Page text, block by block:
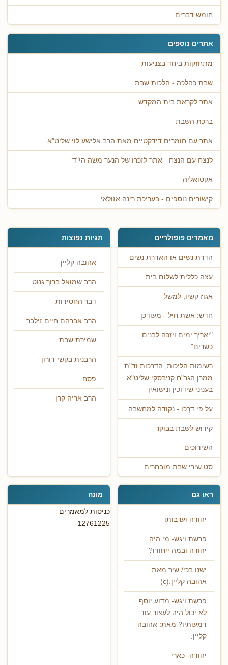
חומש דברים
אתרים נוספים
מתחזקות ביחד בצניעות
שבת כהלכה - הלכות שבת
אתר לקראת בית המקדש
ברכת השבת
אתר עם חומרים דידקטיים מאת הרב אלישע לוי שליט"א
לנצח עם הנצח - אתר לזכרו של הנער משה הי"ד
אקטואליה
קישורים נוספים - בעריכת רינה אזולאי
מאמרים פופולריים
הדרת נשים או האדרת נשים
עצה כללית לשלום בית
אגוז קשיו, למשל
חדש: אשת חיל - מעודכן
"יאריך ימים ויזכה לבנים
כשרים"
רשימות הליכות, הדרכות וד"ת
ממרן הגר"ח קניבסקי שליט"א
בעניני שידוכין ונישואין
עַל פִּי דַרְכּוֹ - נקודה למחשבה
קידוש לשבת בבוקר
השידוכים
סט שירי שבת מובחרים
תגיות נפוצות
אהובה קליין
הרב שמואל ברוך גנוט
דבר החסידות
הרב אברהם חיים זילבר
שמירת שבת
הרבנית בקשי דורון
פסח
הרב אריה קרן
ראו גם
יהודה וערבותו
פרשת ויגש- מי היה
יהודה ובמה ייחודו?
ישנו בכי/ שיר מאת:
אהובה קליין.(c)
פרשת ויגש- מדוע יוסף
לא יכול היה לעצור עוד
דמעותיו? מאת: אהובה
קליין.
יהודה- כארי
מונה
כניסות למאמרים
12761225